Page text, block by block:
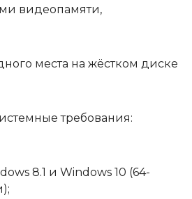
видеопамяти,
места на жёстком диске
требования:
8.1 и Windows 10 (64-